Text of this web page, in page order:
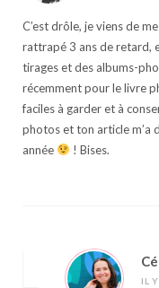
C’est drôle, je viens de
rattrapé 3 ans de retard,
tirages et des albums-
récemment pour le livre
faciles à garder et à
photos et ton article m’a
année
! Bises.
IL